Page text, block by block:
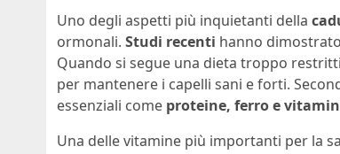
Uno degli aspetti più inquietanti della
ormonali. Studi recenti hanno
Quando si segue una dieta troppo
per mantenere i capelli sani e forti.
essenziali come proteine, ferro e
Una delle vitamine più importanti per la